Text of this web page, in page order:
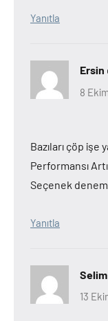
Yanıtla
Ersin
8
Bazıları çöp işe
Performansı
Seçenek
Yanıtla
Selim
13